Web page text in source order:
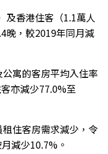
及香港住客（1.1萬人
晚，較2019年同月減
寓的客房平均入住率
亦減少77.0%至
住客房需求減少，令
減少10.7%。